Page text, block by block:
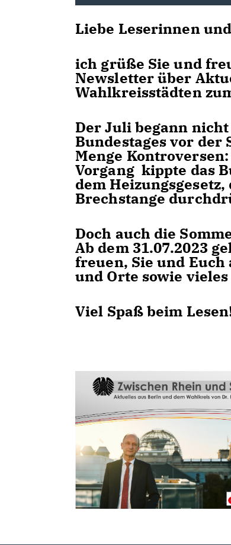
Liebe Leserinnen
ich grüße Sie und
Newsletter über
Wahlkreisstädten
Der Juli begann
Bundestages vor der
Menge
Vorgang kippte das
dem
Brechstange
Doch auch die
Ab dem 31.07.2023
freuen, Sie und
und Orte sowie
Viel Spaß beim